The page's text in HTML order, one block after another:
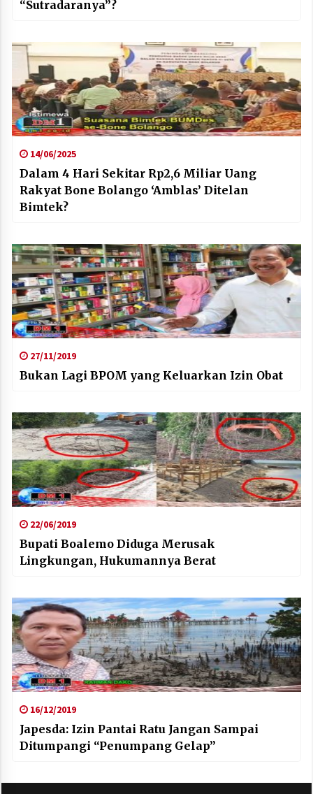
“Sutradaranya”?
14/06/2025
Dalam 4 Hari Sekitar Rp2,6 Miliar Uang
Rakyat Bone Bolango ‘Amblas’ Ditelan
Bimtek?
27/11/2019
Bukan Lagi BPOM yang Keluarkan Izin Obat
22/06/2019
Bupati Boalemo Diduga Merusak
Lingkungan, Hukumannya Berat
16/12/2019
Japesda: Izin Pantai Ratu Jangan Sampai
Ditumpangi “Penumpang Gelap”